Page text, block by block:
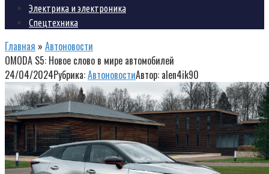
Электрика и электроника
Спецтехника
Главная » Автоновости
OMODA S5: Новое слово в мире автомобилей
24/04/2024Рубрика:АвтоновостиАвтор: alen4ik90